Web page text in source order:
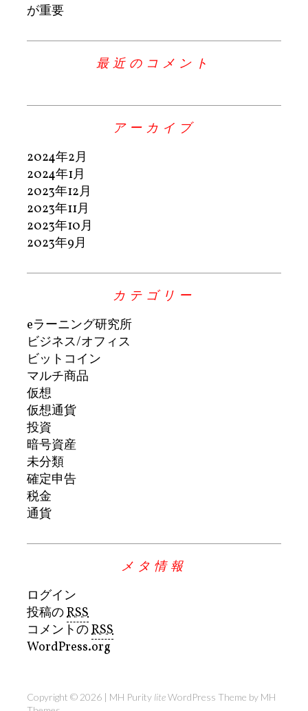
が重要
最近のコメント
アーカイブ
2024年2月
2024年1月
2023年12月
2023年11月
2023年10月
2023年9月
カテゴリー
eラーニング研究所
ビジネス/オフィス
ビットコイン
マルチ商品
仮想
仮想通貨
投資
暗号資産
未分類
確定申告
税金
通貨
メタ情報
ログイン
投稿のRSS
コメントのRSS
WordPress.org
Copyright © 2026 | MH Purity liteWordPress Theme by MH